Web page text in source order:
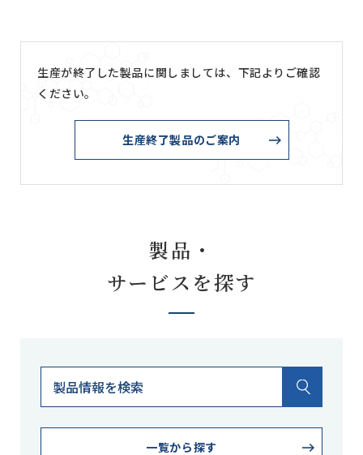
生産が終了した製品に関しましては、下記よりご確認
ください。
生産終了製品のご案内
製品・
サービスを探す
一覧から探す